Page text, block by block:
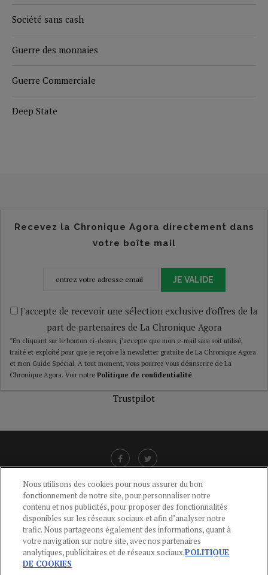
Société sans cash
Guerre des monnaies
Guerre Commerciale
Deep State
Recevez la Chronique Agora directement dans
votre boîte mail
JE VALIDE
J'accepte de recevoir une sélection exclusive d'offres de la
part de partenaires de La Chronique Agora
*En cliquant sur le bouton ci-dessus, j’accepte que mon e-mail saisi soit utilisé,
traité et exploité pour que je reçoive la newsletter gratuite de La Chronique Agora
et mon Guide Spécial. A tout moment, vous pourrez vous désinscrire de La
Chronique Agora. Voir notre Politique de confidentialité.
Trustpilot
CGU-POLITIQUE DE CONFIDENTIALITÉ -POLITIQUE DES COOKIES
MENTIONS LÉGALES -AIDE
CONTACT
Nous utilisons des cookies pour nous assurer du bon
fonctionnement de notre site, pour personnaliser notre
contenu et nos publicités, pour proposer des fonctionnalités
disponibles sur les réseaux sociaux et afin d’analyser notre
trafic. Nous partageons également des informations, quant à
votre navigation sur notre site, avec nos partenaires
analytiques, publicitaires et de réseaux sociaux.POLITIQUE
DE COOKIES